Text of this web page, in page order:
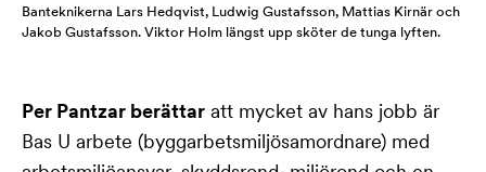
Banteknikerna Lars Hedqvist, Ludwig Gustafsson, Mattias Kirnär och
Jakob Gustafsson. Viktor Holm längst upp sköter de tunga lyften.
Per Pantzar berättar att mycket av hans jobb är
Bas U arbete (byggarbetsmiljösamordnare) med